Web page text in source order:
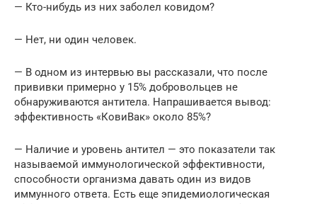
— Кто-нибудь из них заболел ковидом?
— Нет, ни один человек.
— В одном из интервью вы рассказали, что после
прививки примерно у 15% добровольцев не
обнаруживаются антитела. Напрашивается вывод:
эффективность «КовиВак» около 85%?
— Наличие и уровень антител — это показатели так
называемой иммунологической эффективности,
способности организма давать один из видов
иммунного ответа. Есть еще эпидемиологическая